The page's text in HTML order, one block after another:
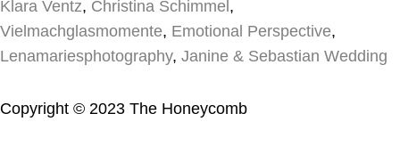
Klara Ventz, Christina Schimmel ,
Vielmachglasmomente, Emotional Perspective,
Lenamariesphotography, Janine & Sebastian Wedding
Copyright © 2023 The Honeycomb